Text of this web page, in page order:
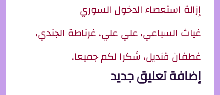
إزالة استعصاء الدخول السوري
غياث السباعي، علي علي، غرناطة الجندي،
غطفان قنديل، شكرا لكم جميعا.
إضافة تعليق جديد